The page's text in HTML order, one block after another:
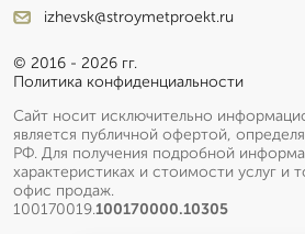
izhevsk@stroymetproekt.ru
© 2016 - 2026 гг.
Политика конфиденциальности
Сайт носит исключительно
является публичной офертой,
РФ. Для получения подробной
характеристиках и стоимости услуг и
офис продаж.
100170019.100170000.10305